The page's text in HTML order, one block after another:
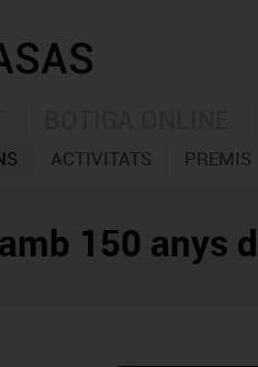
ACTIVITATS PREMIS
150 anys